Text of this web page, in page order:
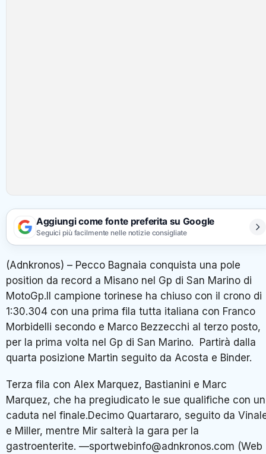
Aggiungi come fonte preferita su Google
Seguici più facilmente nelle notizie consigliate
(Adnkronos) – Pecco Bagnaia conquista una pole
position da record a Misano nel Gp di San Marino di
MotoGp.Il campione torinese ha chiuso con il crono di
1:30.304 con una prima fila tutta italiana con Franco
Morbidelli secondo e Marco Bezzecchi al terzo posto,
per la prima volta nel Gp di San Marino. Partirà dalla
quarta posizione Martin seguito da Acosta e Binder.
Terza fila con Alex Marquez, Bastianini e Marc
Marquez, che ha pregiudicato le sue qualifiche con
caduta nel finale.Decimo Quartararo, seguito da
e Miller, mentre Mir salterà la gara per la
gastroenterite. —sportwebinfo@adnkronos.com (Web